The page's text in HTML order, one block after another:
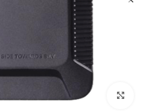
بزرگنمایی تصویر